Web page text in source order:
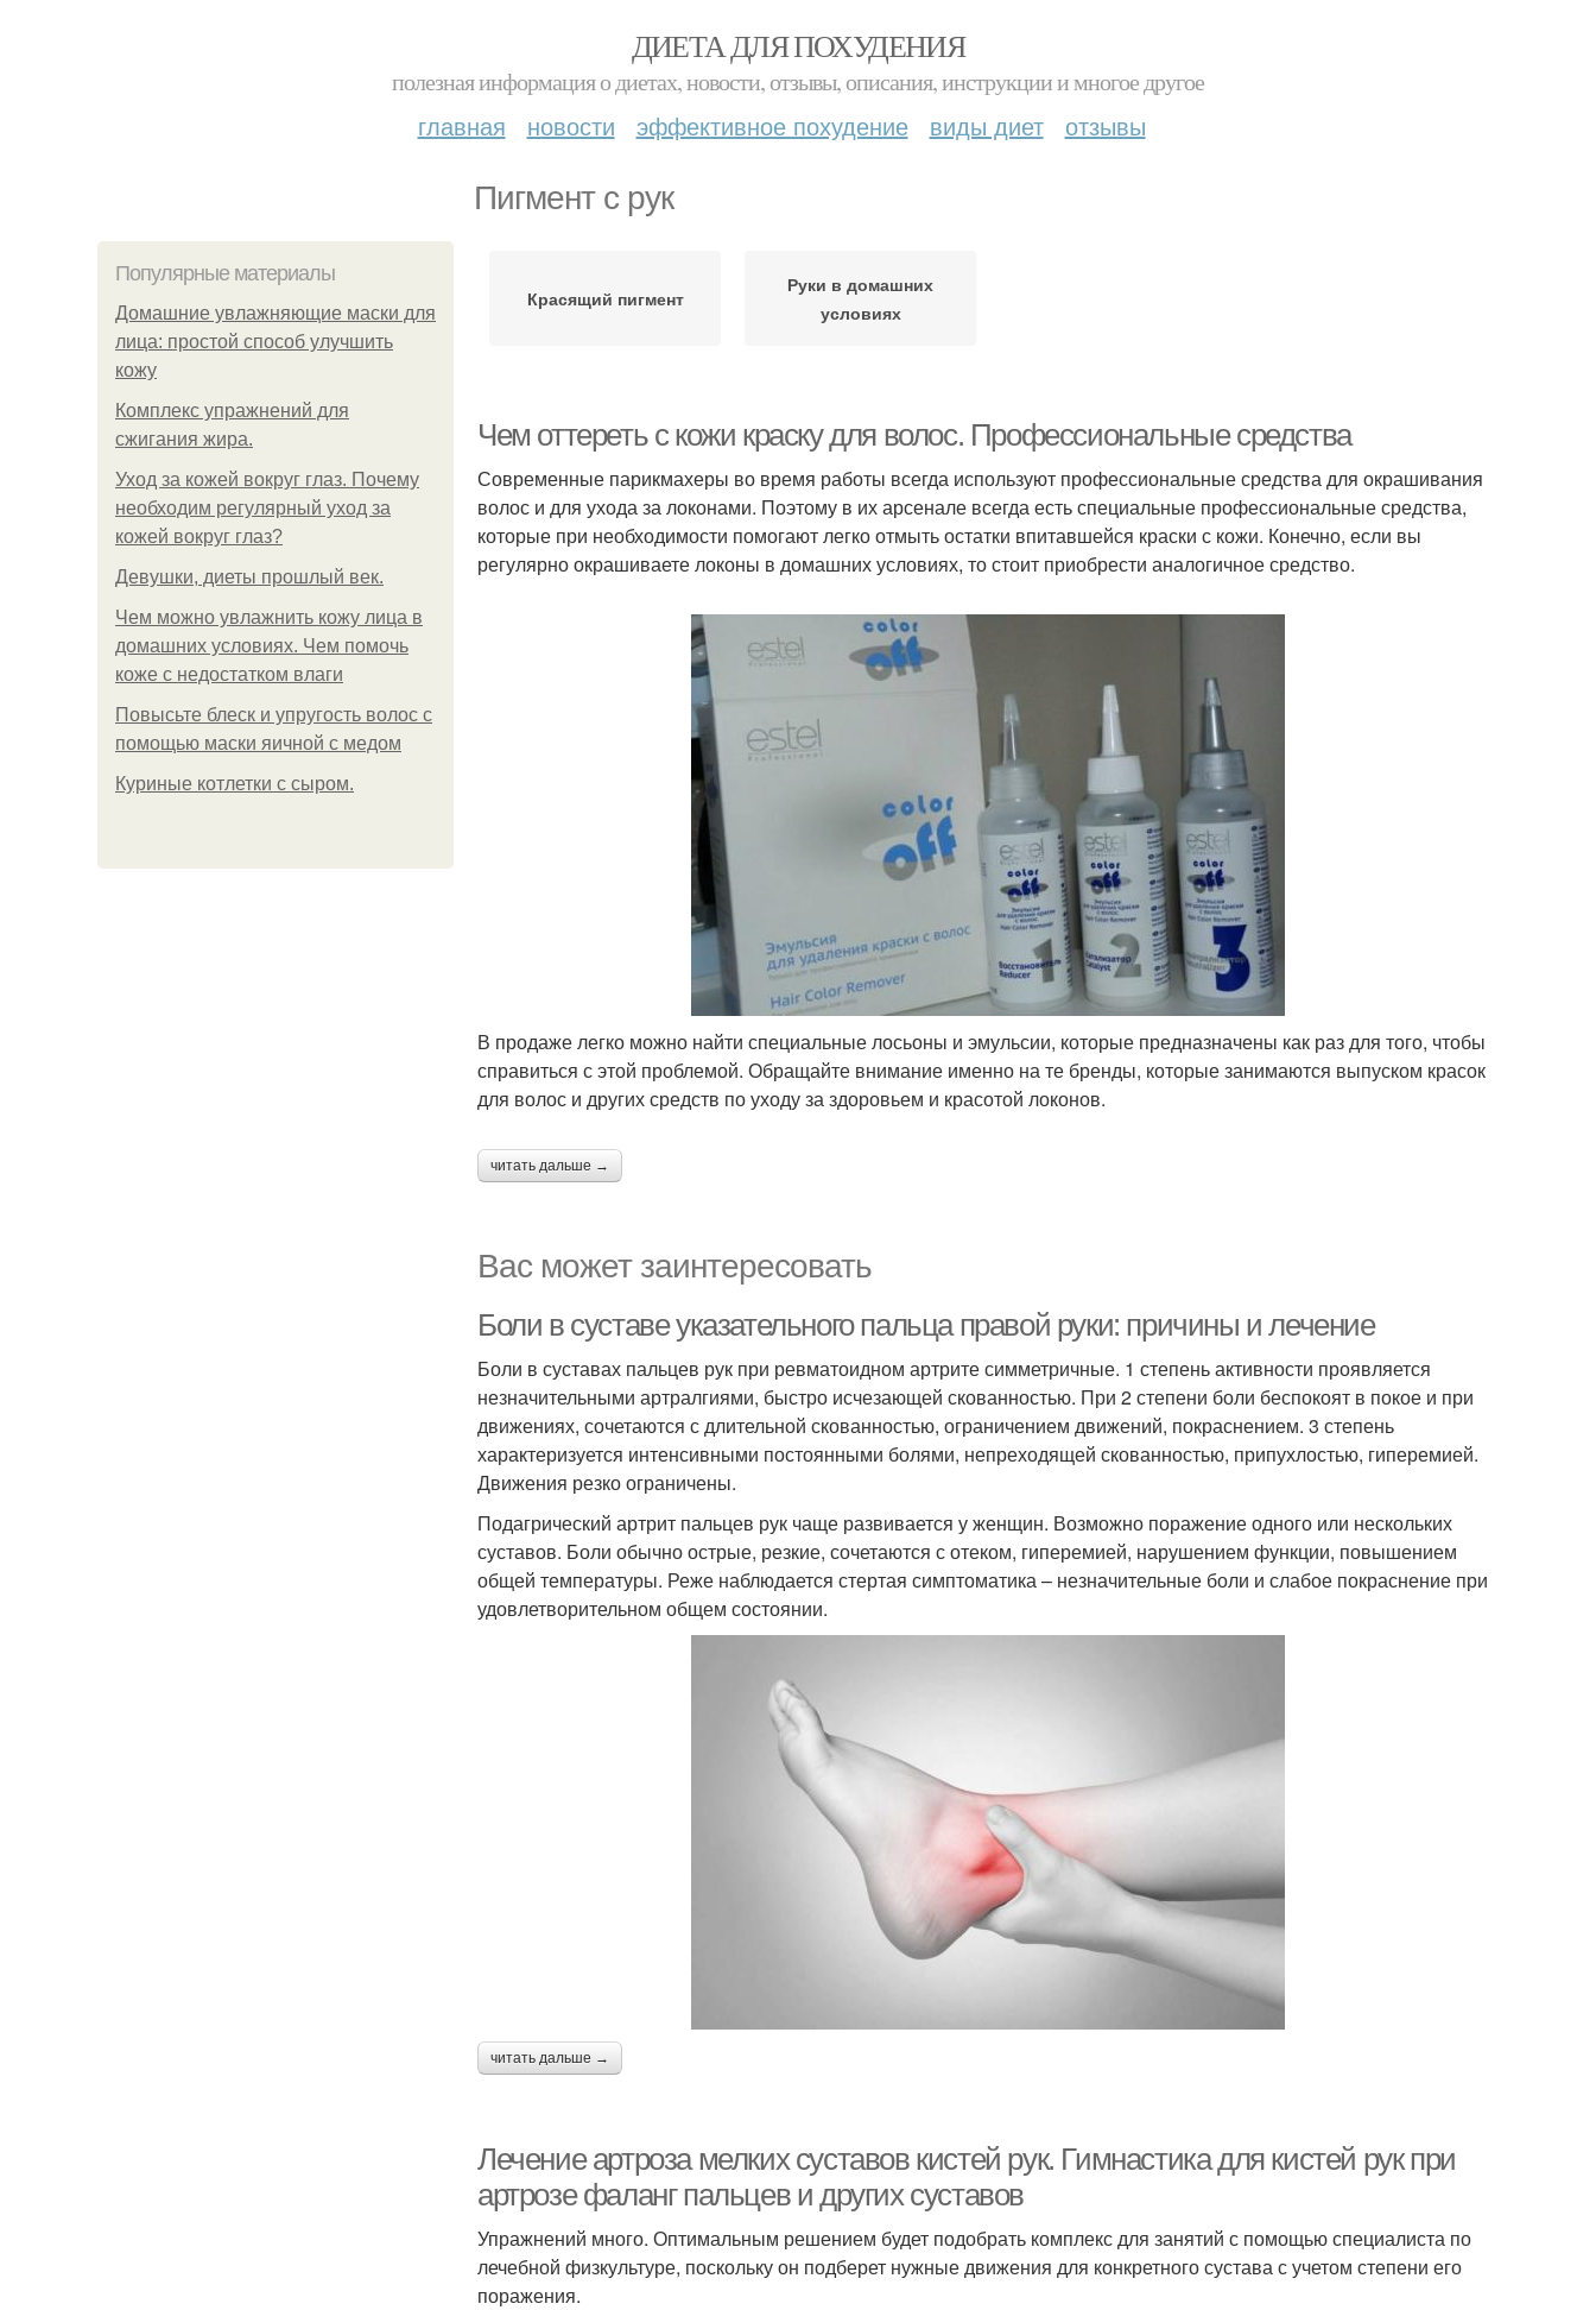
ДИЕТА ДЛЯ ПОХУДЕНИЯ
полезная информация о диетах, новости, отзывы, описания, инструкции и многое другое
главная новости эффективное похудение виды диет отзывы
Пигмент с рук
Популярные материалы
Домашние увлажняющие маски для
лица: простой способ улучшить
кожу
Комплекс упражнений для
сжигания жира.
Уход за кожей вокруг глаз. Почему
необходим регулярный уход за
кожей вокруг глаз?
Девушки, диеты прошлый век.
Чем можно увлажнить кожу лица в
домашних условиях. Чем помочь
коже с недостатком влаги
Повысьте блеск и упругость волос с
помощью маски яичной с медом
Куриные котлетки с сыром.
Красящий пигмент
Руки в домашних
условиях
Чем оттереть с кожи краску для волос. Профессиональные средства
Современные парикмахеры во время работы всегда используют профессиональные средства для окрашивания
волос и для ухода за локонами. Поэтому в их арсенале всегда есть специальные профессиональные средства,
которые при необходимости помогают легко отмыть остатки впитавшейся краски с кожи. Конечно, если вы
регулярно окрашиваете локоны в домашних условиях, то стоит приобрести аналогичное средство.
В продаже легко можно найти специальные лосьоны и эмульсии, которые предназначены как раз для того, чтобы
справиться с этой проблемой. Обращайте внимание именно на те бренды, которые занимаются выпуском красок
для волос и других средств по уходу за здоровьем и красотой локонов.
читать дальше →
Вас может заинтересовать
Боли в суставе указательного пальца правой руки: причины и лечение
Боли в суставах пальцев рук при ревматоидном артрите симметричные. 1 степень активности проявляется
незначительными артралгиями, быстро исчезающей скованностью. При 2 степени боли беспокоят в покое и при
движениях, сочетаются с длительной скованностью, ограничением движений, покраснением. 3 степень
характеризуется интенсивными постоянными болями, непреходящей скованностью, припухлостью, гиперемией.
Движения резко ограничены.
Подагрический артрит пальцев рук чаще развивается у женщин. Возможно поражение одного или нескольких
суставов. Боли обычно острые, резкие, сочетаются с отеком, гиперемией, нарушением функции, повышением
общей температуры. Реже наблюдается стертая симптоматика – незначительные боли и слабое покраснение при
удовлетворительном общем состоянии.
читать дальше →
Лечение артроза мелких суставов кистей рук. Гимнастика для кистей рук при
артрозе фаланг пальцев и других суставов
Упражнений много. Оптимальным решением будет подобрать комплекс для занятий с помощью специалиста по
лечебной физкультуре, поскольку он подберет нужные движения для конкретного сустава с учетом степени его
поражения.